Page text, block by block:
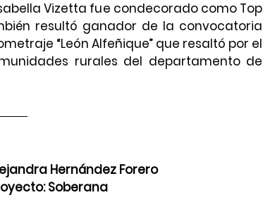
Vizetta fue condecorado como Top
resultó ganador de la convocatoria
“León Alfeñique” que resaltó por el
rurales del departamento de
Hernández Forero
Soberana